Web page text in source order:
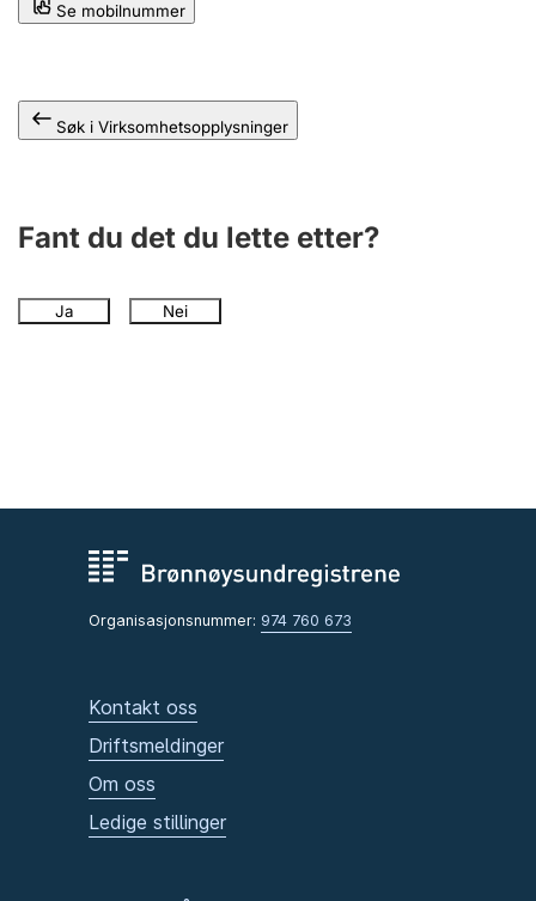
Se mobilnummer
Søk i Virksomhetsopplysninger
Fant du det du lette etter?
Ja Nei
Organisasjonsnummer: 974 760 673
Kontakt oss
Driftsmeldinger
Om oss
Ledige stillinger